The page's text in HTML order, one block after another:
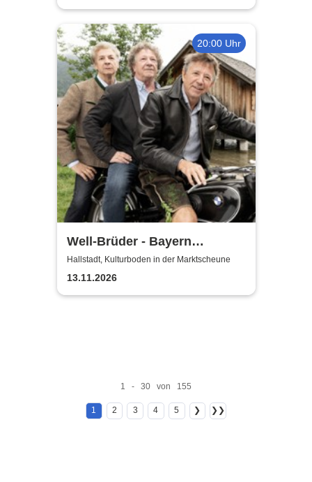
20:00 Uhr
Well-Brüder - Bayern
Unplugged
Hallstadt, Kulturboden in der Marktscheune
13.11.2026
1 - 30 von 155
1 2 3 4 5 ❯ ❯❯